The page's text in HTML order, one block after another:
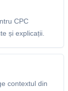
CPC
și explicații.
contextul din